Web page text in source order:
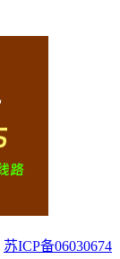
苏ICP备06030674